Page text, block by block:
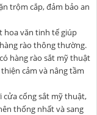
trộm cắp, đảm bảo an
hoa văn tinh tế giúp
rào thông thường.
hàng rào sắt mỹ thuật
cảm và nâng tầm
cửa cổng sắt mỹ thuật,
thống nhất và sang